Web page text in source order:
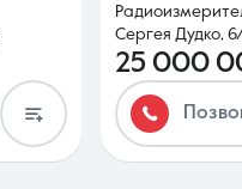
Сергея Дудко, 6/
25 000